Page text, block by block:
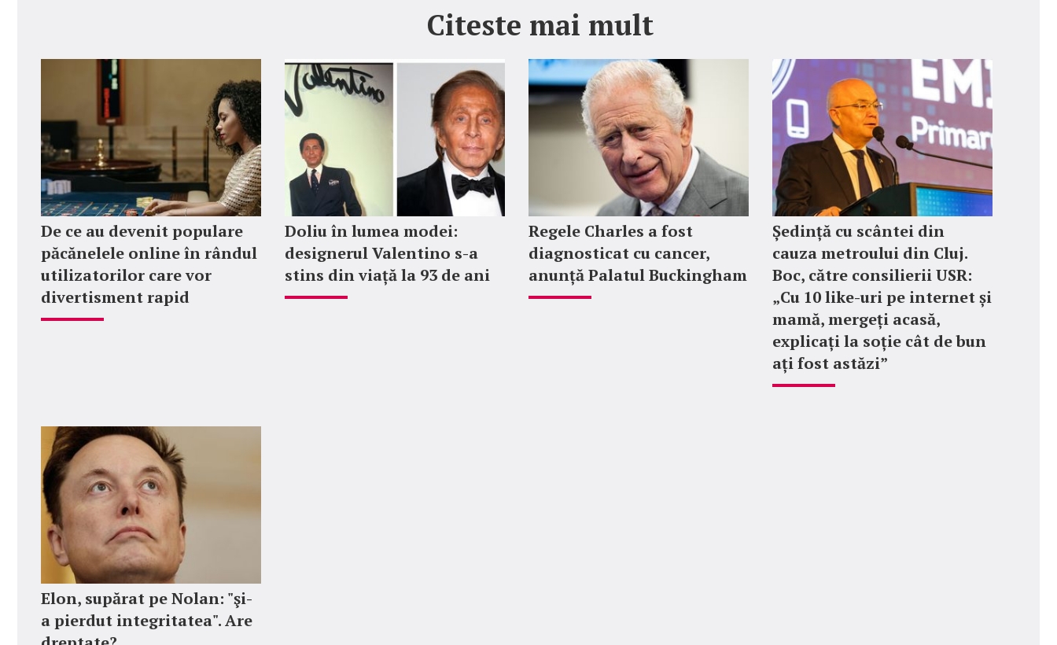
Citeste mai mult
De ce au devenit populare
păcănelele online în rândul
utilizatorilor care vor
divertisment rapid
Doliu în lumea modei:
designerul Valentino s-a
stins din viață la 93 de ani
Regele Charles a fost
diagnosticat cu cancer,
anunță Palatul Buckingham
Ședință cu scântei din
cauza metroului din Cluj.
Boc, către consilierii USR:
„Cu 10 like-uri pe internet și
mamă, mergeți acasă,
explicați la soție cât de bun
ați fost astăzi”
Elon, supărat pe Nolan: "şi-
a pierdut integritatea". Are